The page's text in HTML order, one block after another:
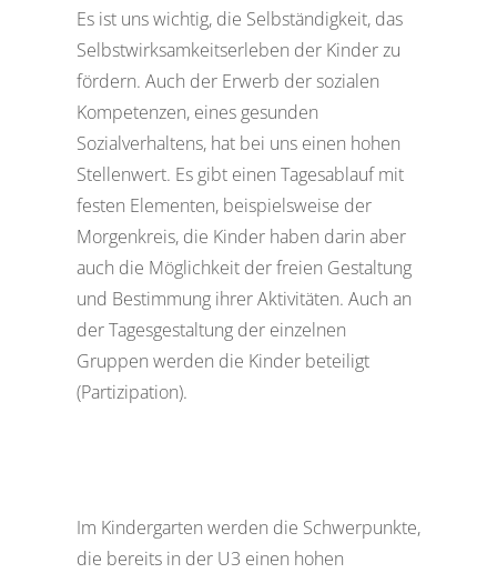
Es ist uns wichtig, die Selbständigkeit, das
Selbstwirksamkeitserleben der Kinder zu
fördern. Auch der Erwerb der sozialen
Kompetenzen, eines gesunden
Sozialverhaltens, hat bei uns einen hohen
Stellenwert. Es gibt einen Tagesablauf mit
festen Elementen, beispielsweise der
Morgenkreis, die Kinder haben darin aber
auch die Möglichkeit der freien Gestaltung
und Bestimmung ihrer Aktivitäten. Auch an
der Tagesgestaltung der einzelnen
Gruppen werden die Kinder beteiligt
(Partizipation).
Im Kindergarten werden die Schwerpunkte,
die bereits in der U3 einen hohen